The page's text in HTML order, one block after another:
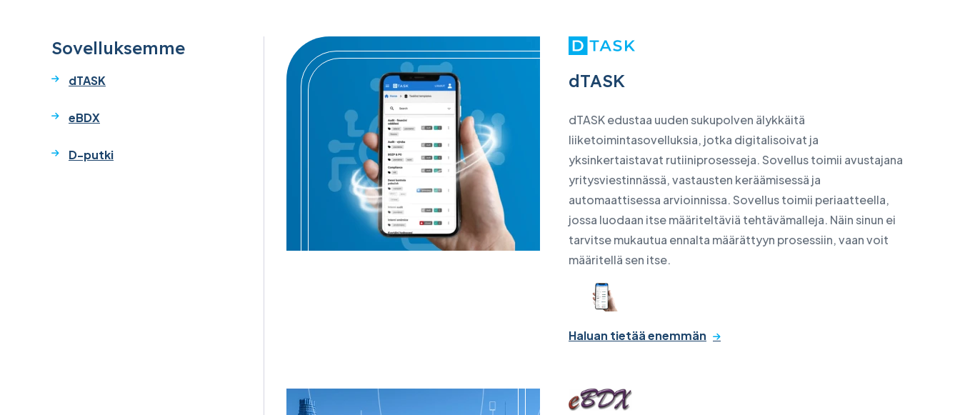
Sovelluksemme
dTASK
eBDX
D-putki
dTASK
dTASK edustaa uuden sukupolven älykkäitä
liiketoimintasovelluksia, jotka digitalisoivat ja
yksinkertaistavat rutiiniprosesseja. Sovellus toimii avustajana
yritysviestinnässä, vastausten keräämisessä ja
automaattisessa arvioinnissa. Sovellus toimii periaatteella,
jossa luodaan itse määriteltäviä tehtävämalleja. Näin sinun ei
tarvitse mukautua ennalta määrättyyn prosessiin, vaan voit
määritellä sen itse.
Haluan tietää enemmän